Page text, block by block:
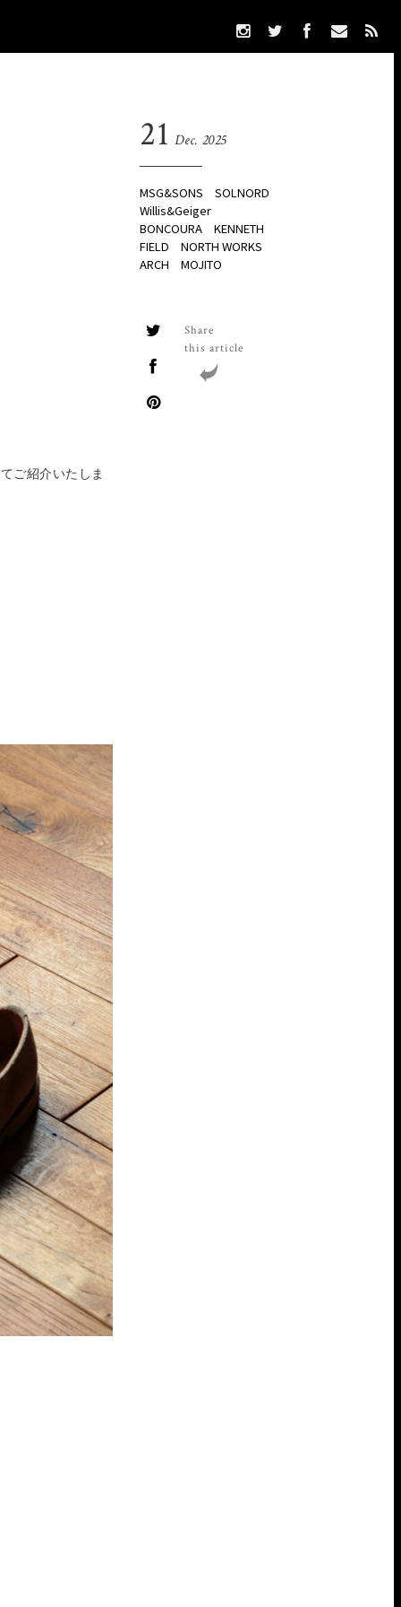
21 Dec. 2025
MSG&SONS
SOLNORD
Willis&Geiger
BONCOURA
KENNETH
FIELD
NORTH WORKS
ARCH
MOJITO
Share
this article
ご紹介いたしま